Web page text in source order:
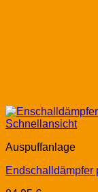
Schnellansicht
Auspuffanlage
Endschalldämpfer